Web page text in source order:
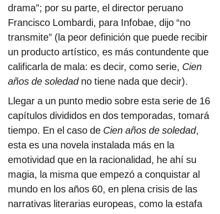
drama”; por su parte, el director peruano
Francisco Lombardi, para Infobae, dijo “no
transmite” (la peor definición que puede recibir
un producto artístico, es más contundente que
calificarla de mala: es decir, como serie, Cien
años de soledadno tiene nada que decir).
Llegar a un punto medio sobre esta serie de 16
capítulos divididos en dos temporadas, tomará
tiempo. En el caso de Cien años de soledad,
esta es una novela instalada más en la
emotividad que en la racionalidad, he ahí su
magia, la misma que empezó a conquistar al
mundo en los años 60, en plena crisis de las
narrativas literarias europeas, como la estafa